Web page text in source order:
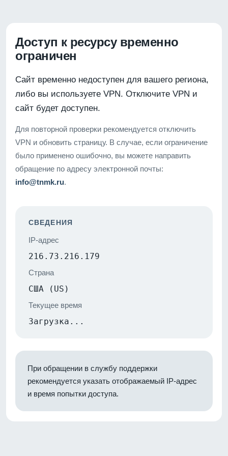
Доступ к ресурсу временно
ограничен
Сайт временно недоступен для вашего региона,
либо вы используете VPN. Отключите VPN и
сайт будет доступен.
Для повторной проверки рекомендуется отключить
VPN и обновить страницу. В случае, если ограничение
было применено ошибочно, вы можете направить
обращение по адресу электронной почты:
info@tnmk.ru.
СВЕДЕНИЯ
IP-адрес
216.73.216.179
Страна
США (US)
Текущее время
Загрузка...
При обращении в службу поддержки
рекомендуется указать отображаемый IP-адрес
и время попытки доступа.